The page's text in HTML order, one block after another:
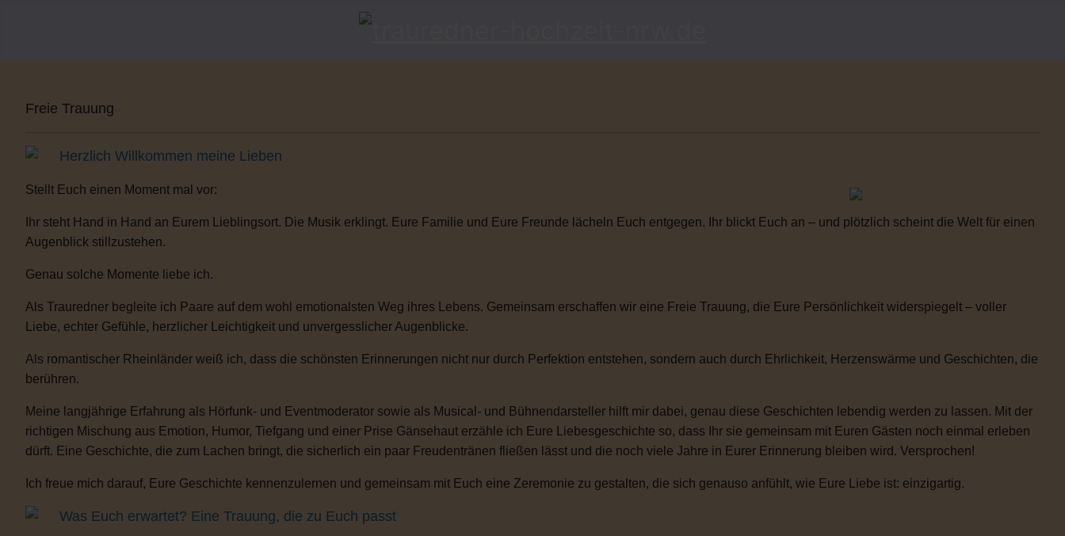
Freie Trauung
Herzlich Willkommen meine Lieben
Stellt Euch einen Moment mal vor:
Ihr steht Hand in Hand an Eurem Lieblingsort. Die Musik erklingt. Eure Familie und Eure Freunde lächeln Euch entgegen. Ihr blickt Euch an – und plötzlich scheint die Welt für einen
Augenblick stillzustehen.
Genau solche Momente liebe ich.
Als Trauredner begleite ich Paare auf dem wohl emotionalsten Weg ihres Lebens. Gemeinsam erschaffen wir eine Freie Trauung, die Eure Persönlichkeit widerspiegelt – voller
Liebe, echter Gefühle, herzlicher Leichtigkeit und unvergesslicher Augenblicke.
Als romantischer Rheinländer weiß ich, dass die schönsten Erinnerungen nicht nur durch Perfektion entstehen, sondern auch durch Ehrlichkeit, Herzenswärme und Geschichten, die
berühren.
Meine langjährige Erfahrung als Hörfunk- und Eventmoderator sowie als Musical- und Bühnendarsteller hilft mir dabei, genau diese Geschichten lebendig werden zu lassen. Mit der
richtigen Mischung aus Emotion, Humor, Tiefgang und einer Prise Gänsehaut erzähle ich Eure Liebesgeschichte so, dass Ihr sie gemeinsam mit Euren Gästen noch einmal erleben
dürft. Eine Geschichte, die zum Lachen bringt, die sicherlich ein paar Freudentränen fließen lässt und die noch viele Jahre in Eurer Erinnerung bleiben wird. Versprochen!
Ich freue mich darauf, Eure Geschichte kennenzulernen und gemeinsam mit Euch eine Zeremonie zu gestalten, die sich genauso anfühlt, wie Eure Liebe ist: einzigartig.
Was Euch erwartet? Eine Trauung, die zu Euch passt